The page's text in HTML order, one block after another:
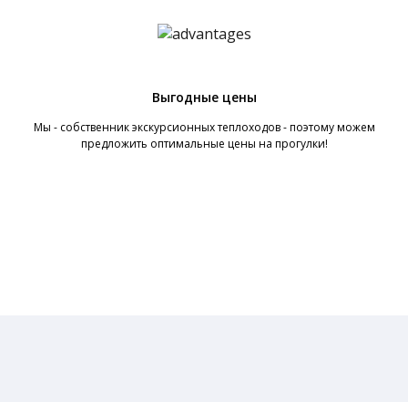
Выгодные цены
Мы - собственник экскурсионных теплоходов - поэтому можем
предложить оптимальные цены на прогулки!